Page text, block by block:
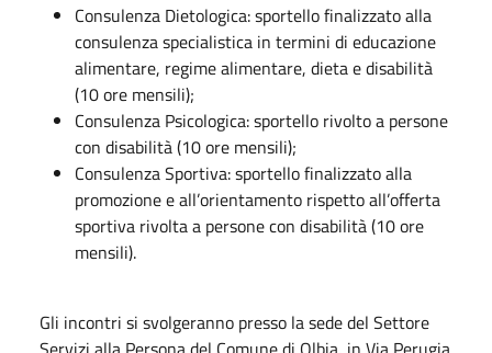
Consulenza Dietologica: sportello finalizzato alla
consulenza specialistica in termini di educazione
alimentare, regime alimentare, dieta e disabilità
(10 ore mensili);
Consulenza Psicologica: sportello rivolto a persone
con disabilità (10 ore mensili);
Consulenza Sportiva: sportello finalizzato alla
promozione e all’orientamento rispetto all’offerta
sportiva rivolta a persone con disabilità (10 ore
mensili).
Gli incontri si svolgeranno presso la sede del Settore